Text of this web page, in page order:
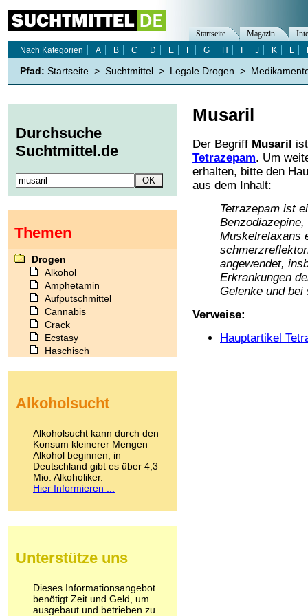
Musaril
Der Begriff Musaril
Tetrazepam. Um
erhalten, bitte den
aus dem Inhalt:
Tetrazepam ist
Muskelrelaxans
angewendet,
Erkrankungen
Gelenke und
Verweise:
Hauptartikel
Startseite Magazin
Nach Kategorien
A B C D E F G H J K L
Pfad: Startseite > Suchtmittel > Legale Drogen >
Durchsuche
Suchtmittel.de
Themen
Drogen
Alkohol
Amphetamin
Aufputschmittel
Cannabis
Crack
Ecstasy
Haschisch
Kokain
LSD
Marihuana
Medikamente
Meskalin
Metamphetamin
Methadon
Pilze
Psychopharmaka
Schlafmittel
Schmerzmittel
Alkoholsucht
Alkoholsucht kann durch den
Konsum kleinerer Mengen
Alkohol beginnen, in
Deutschland gibt es über 4,3
Mio. Alkoholiker.
Hier Informieren ...
Unterstütze uns
Dieses Informationsangebot
benötigt Zeit und Geld, um
ausgebaut und betrieben zu